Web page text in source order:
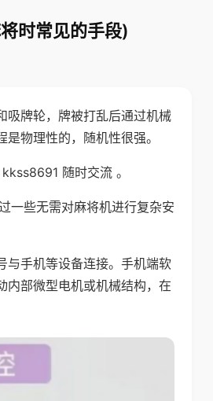
时常见的手段)
吸牌轮，牌被打乱后通过机械
物理性的，随机性很强。
随时交流 。
一些无需对麻将机进行复杂安
与手机等设备连接。手机端软
内部微型电机或机械结构，在